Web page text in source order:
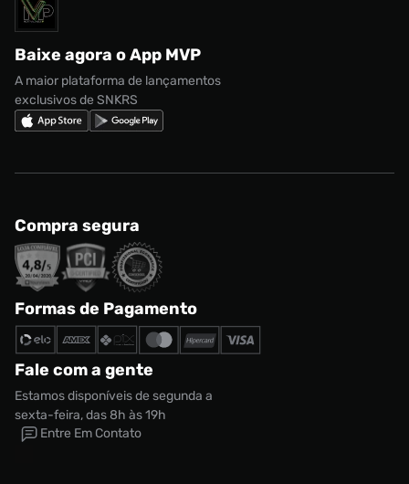
Marcas
adidas Campus
Nike Shox
Política de privacidade
Regulamento CRM/ CASHBACK
Regulamento Cupom
Solicite seus dados
Baixe agora o App MVP
A maior plataforma de lançamentos
exclusivos de SNKRS
Compra segura
Formas de Pagamento
Fale com a gente
Estamos disponíveis de segunda a
sexta-feira, das 8h às 19h
Entre Em Contato